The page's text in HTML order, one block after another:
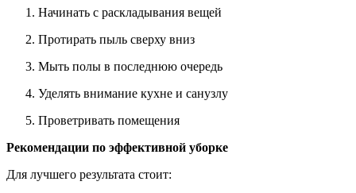
Начинать с раскладывания вещей
Протирать пыль сверху вниз
Мыть полы в последнюю очередь
Уделять внимание кухне и санузлу
Проветривать помещения
Рекомендации по эффективной уборке
Для лучшего результата стоит: